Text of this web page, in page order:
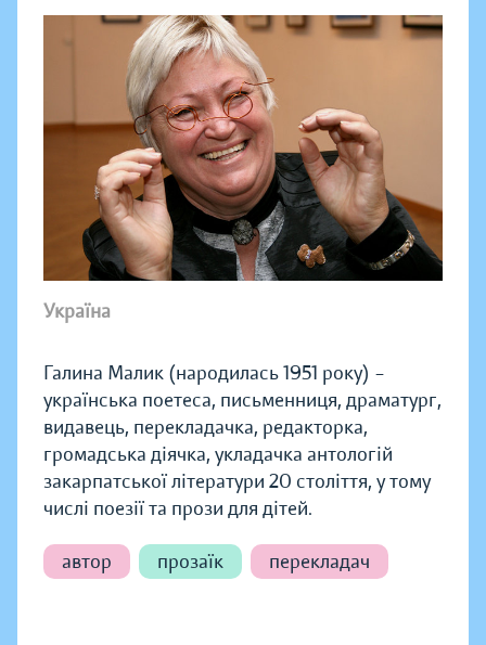
Україна
Галина Малик (народилась 1951 року) –
українська поетеса, письменниця, драматург,
видавець, перекладачка, редакторка,
громадська діячка, укладачка антологій
закарпатської літератури 20 століття, у тому
числі поезії та прози для дітей.
автор прозаїк перекладач